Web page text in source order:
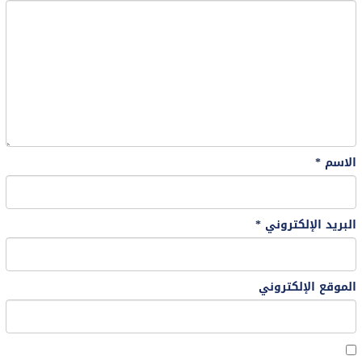
الاسم *
البريد الإلكتروني *
الموقع الإلكتروني